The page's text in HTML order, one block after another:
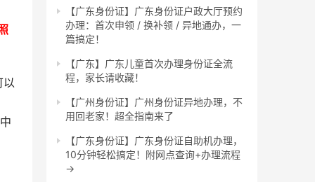
以
【广东身份证】广东身份证户政大厅预约
办理：首次申领 / 换补领 / 异地通办，一
篇搞定！
【广东】广东儿童首次办理身份证全流
程，家长请收藏！
【广州身份证】广州身份证异地办理，不
用回老家！超全指南来了
【广东身份证】广东身份证自助机办理，
10分钟轻松搞定！附网点查询+办理流程
→